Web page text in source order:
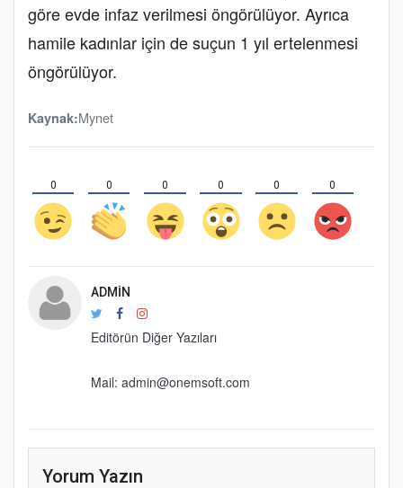
göre evde infaz verilmesi öngörülüyor. Ayrıca
hamile kadınlar için de suçun 1 yıl ertelenmesi
öngörülüyor.
Kaynak:Mynet
0 0 0 0 0 0
ADMIN
Editörün Diğer Yazıları
Mail: admin@onemsoft.com
Yorum Yazın